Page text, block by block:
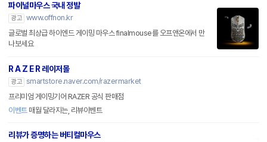
파이널마우스 국내 정발
광고 www.offnon.kr
글로벌 최상급 하이엔드 게이밍 마우스 finalmouse를 오프앤온에서 만
나보세요
R A Z E R 레이저몰
광고 smartstore.naver.com/razermarket
프리미엄 게이밍기어 RAZER 공식 판매점
이벤트매월 달라지는, 리뷰이벤트
리뷰가 증명하는 버티컬마우스